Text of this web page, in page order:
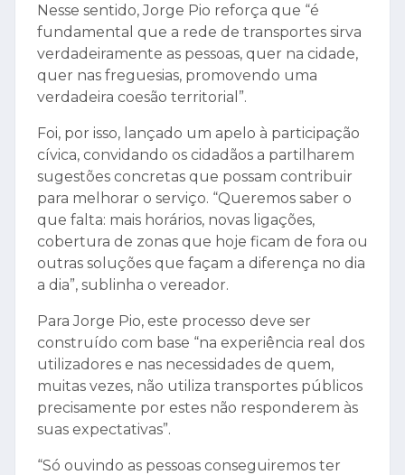
Nesse sentido, Jorge Pio reforça que “é
fundamental que a rede de transportes sirva
verdadeiramente as pessoas, quer na cidade,
quer nas freguesias, promovendo uma
verdadeira coesão territorial”.
Foi, por isso, lançado um apelo à participação
cívica, convidando os cidadãos a partilharem
sugestões concretas que possam contribuir
para melhorar o serviço. “Queremos saber o
que falta: mais horários, novas ligações,
cobertura de zonas que hoje ficam de fora ou
outras soluções que façam a diferença no dia
a dia”, sublinha o vereador.
Para Jorge Pio, este processo deve ser
construído com base “na experiência real dos
utilizadores e nas necessidades de quem,
muitas vezes, não utiliza transportes públicos
precisamente por estes não responderem às
suas expectativas”.
“Só ouvindo as pessoas conseguiremos ter